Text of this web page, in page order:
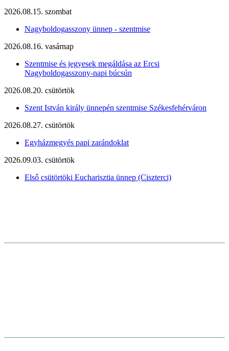
2026.08.15. szombat
Nagyboldogasszony ünnep - szentmise
2026.08.16. vasárnap
Szentmise és jegyesek megáldása az Ercsi
Nagyboldogasszony-napi búcsún
2026.08.20. csütörtök
Szent István király ünnepén szentmise Székesfehérváron
2026.08.27. csütörtök
Egyházmegyés papi zarándoklat
2026.09.03. csütörtök
Első csütörtöki Eucharisztia ünnep (Ciszterci)